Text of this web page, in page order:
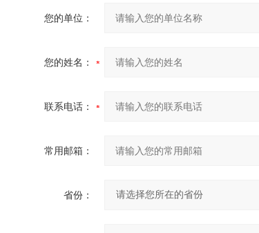
您的单位：
您的姓名：
联系电话：
常用邮箱：
省份：